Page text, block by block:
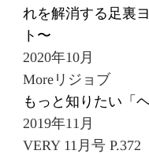
れを解消する足裏
ト〜
2020年10月
Moreリジョブ
もっと知りたい「
2019年11月
VERY 11月号 P.372